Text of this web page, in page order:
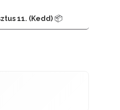
11. (Kedd) 📦